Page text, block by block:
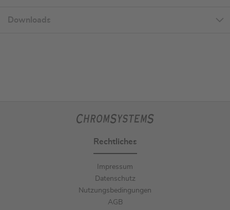
Downloads
Rechtliches
Impressum
Datenschutz
Nutzungsbedingungen
AGB